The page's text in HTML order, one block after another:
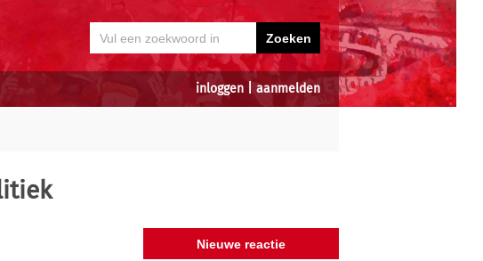
inloggen aanmelden